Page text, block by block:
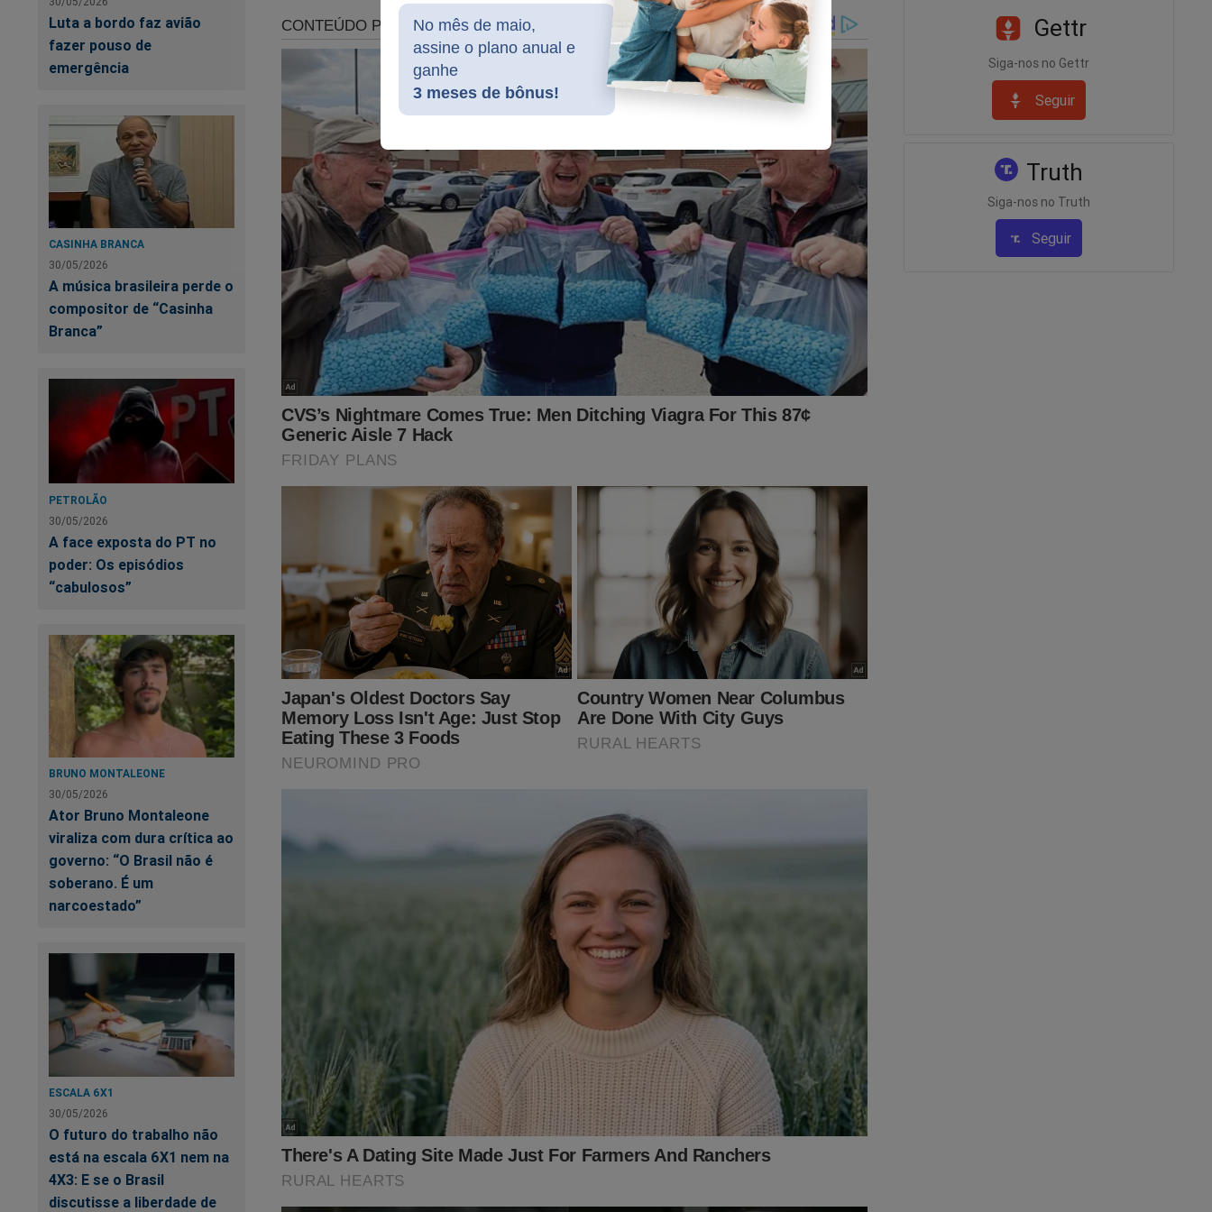
No mês de maio,
assine o plano anual e
ganhe
3 meses de bônus!
Luta a bordo faz avião
fazer pouso de
emergência
CASINHA BRANCA
30/05/2026
A música brasileira perde o
compositor de “Casinha
Branca”
PETROLÃO
30/05/2026
A face exposta do PT no
poder: Os episódios
“cabulosos”
BRUNO MONTALEONE
30/05/2026
Ator Bruno Montaleone
viraliza com dura crítica ao
governo: “O Brasil não é
soberano. É um
narcoestado”
ESCALA 6X1
30/05/2026
O futuro do trabalho não
está na escala 6X1 nem na
4X3: E se o Brasil
discutisse a liberdade de
Fakes News - comandado por Moraes - foram expostos! Nessa obra estão todos os relatos
de censura, prisões e estranhas ações do judiciário que o "sistema" quer esconder à todo
custo. Mas, como ter esse livro na mão? Clique no link abaixo:
https://www.conteudoconservador.com.br/products/supremo-silencio-o-que-voce-nao-
pode-saber
Veja a capa:
Gettr
Siga-nos no Gettr
Seguir
Truth
Siga-nos no Truth
Seguir